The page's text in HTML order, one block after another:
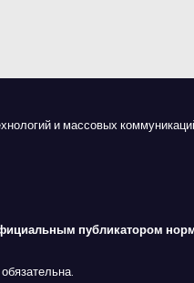
и массовых
публикатором